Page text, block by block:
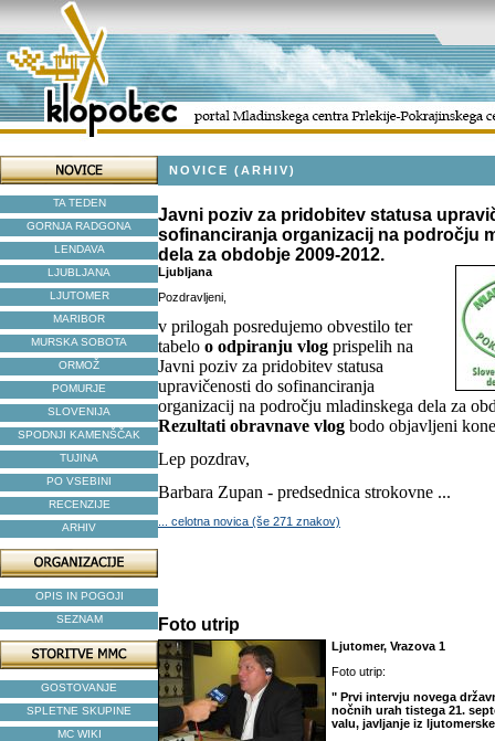
TA TEDEN
GORNJA RADGONA
LENDAVA
LJUBLJANA
LJUTOMER
MARIBOR
MURSKA SOBOTA
ORMOŽ
POMURJE
SLOVENIJA
SPODNJI KAMENŠČAK
TUJINA
PO VSEBINI
RECENZIJE
ARHIV
OPIS IN POGOJI
SEZNAM
GOSTOVANJE
SPLETNE SKUPINE
MC WIKI
NOVICE (ARHIV)
Javni poziv za pridobitev statusa
sofinanciranja organizacij na področju
dela za obdobje 2009-2012.
Ljubljana
Pozdravljeni,
v prilogah posredujemo obvestilo ter
tabelo o odpiranju vlog prispelih na
Javni poziv za pridobitev statusa
upravičenosti do sofinanciranja
organizacij na področju mladinskega dela za
Rezultati obravnave vlog bodo objavljeni
Lep pozdrav,
Barbara Zupan - predsednica strokovne ...
... celotna novica (še 271 znakov)
Foto utrip
Ljutomer, Vrazova 1
Foto utrip:
" Prvi intervju novega
nočnih urah tistega 21.
valu, javljanje iz